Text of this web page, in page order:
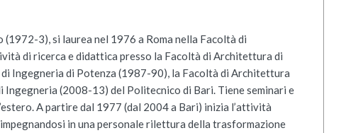
(1972-3), si laurea nel 1976 a Roma nella Facoltà di
di ricerca e didattica presso la Facoltà di Architettura di
di Ingegneria di Potenza (1987-90), la Facoltà di Architettura
Ingegneria (2008-13) del Politecnico di Bari. Tiene seminari e
A partire dal 1977 (dal 2004 a Bari) inizia l’attività
in una personale rilettura della trasformazione